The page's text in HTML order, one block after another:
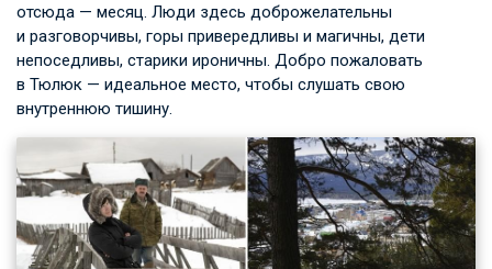
отсюда — месяц. Люди здесь доброжелательны
и разговорчивы, горы привередливы и магичны, дети
непоседливы, старики ироничны. Добро пожаловать
в Тюлюк — идеальное место, чтобы слушать свою
внутреннюю тишину.